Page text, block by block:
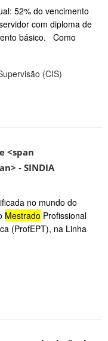
52% do vencimento
com diploma de
básico. Como
(CIS)
<span
- SINDIA
no mundo do
Mestrado Profissional
(ProfEPT), na Linha